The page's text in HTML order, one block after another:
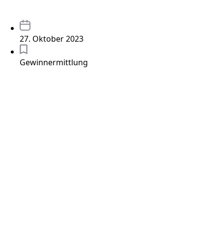
27. Oktober 2023
Gewinnermittlung